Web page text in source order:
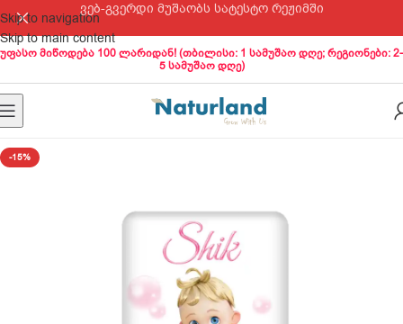
Skip to navigation
Skip to main content
ვებ-გვერდი მუშაობს სატესტო რეჟიმში
უფასო მიწოდება 100 ლარიდან! (თბილისი: 1 სამუშაო დღე; რეგიონები: 2-
5 სამუშაო დღე)
-15%